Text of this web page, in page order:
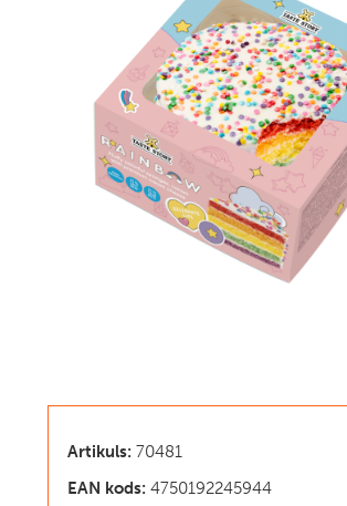
Artikuls: 70481
EAN kods: 4750192245944